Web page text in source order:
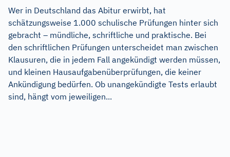
Wer in Deutschland das Abitur erwirbt, hat
schätzungsweise 1.000 schulische Prüfungen hinter sich
gebracht – mündliche, schriftliche und praktische. Bei
den schriftlichen Prüfungen unterscheidet man zwischen
Klausuren, die in jedem Fall angekündigt werden müssen,
und kleinen Hausaufgabenüberprüfungen, die keiner
Ankündigung bedürfen. Ob unangekündigte Tests erlaubt
sind, hängt vom jeweiligen...